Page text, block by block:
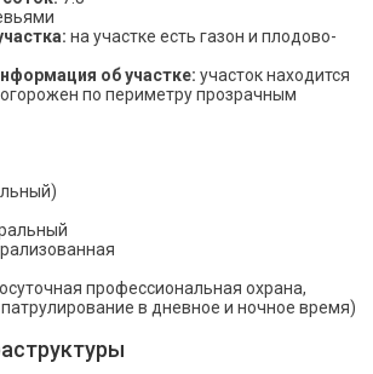
на участке есть газон и плодово-
об участке: участок находится
по периметру прозрачным
профессиональная охрана,
в дневное и ночное время)